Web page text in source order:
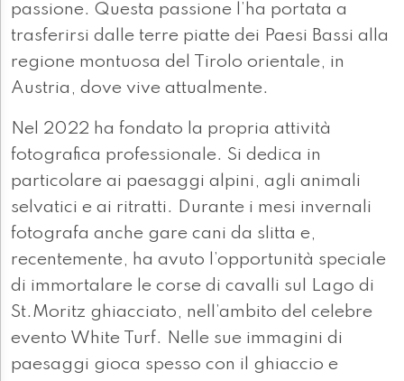
passione. Questa passione l’ha portata a
trasferirsi dalle terre piatte dei Paesi Bassi alla
regione montuosa del Tirolo orientale, in
Austria, dove vive attualmente.
Nel 2022 ha fondato la propria attività
fotografica professionale. Si dedica in
particolare ai paesaggi alpini, agli animali
selvatici e ai ritratti. Durante i mesi invernali
fotografa anche gare cani da slitta e,
recentemente, ha avuto l’opportunità speciale
di immortalare le corse di cavalli sul Lago di
St.Moritz ghiacciato, nell’ambito del celebre
evento White Turf. Nelle sue immagini di
paesaggi gioca spesso con il ghiaccio e